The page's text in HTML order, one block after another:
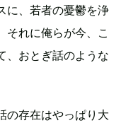
に、若者の憂鬱を浄
それに俺らが今、こ
、おとぎ話のような
の存在はやっぱり大